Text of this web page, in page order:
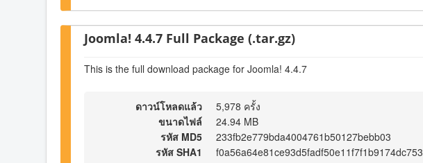
Joomla! 4.4.7 Full Package (.tar.gz)
This is the full download package for Joomla! 4.4.7
ดาวน์โหลดแล้ว
5,978 ครั้ง
ขนาดไฟล์
24.94 MB
รหัส MD5
233fb2e779bda4004761b50127bebb03
รหัส SHA1
f0a56a64e81ce93d5fadf50e11f7f1b9174dc753